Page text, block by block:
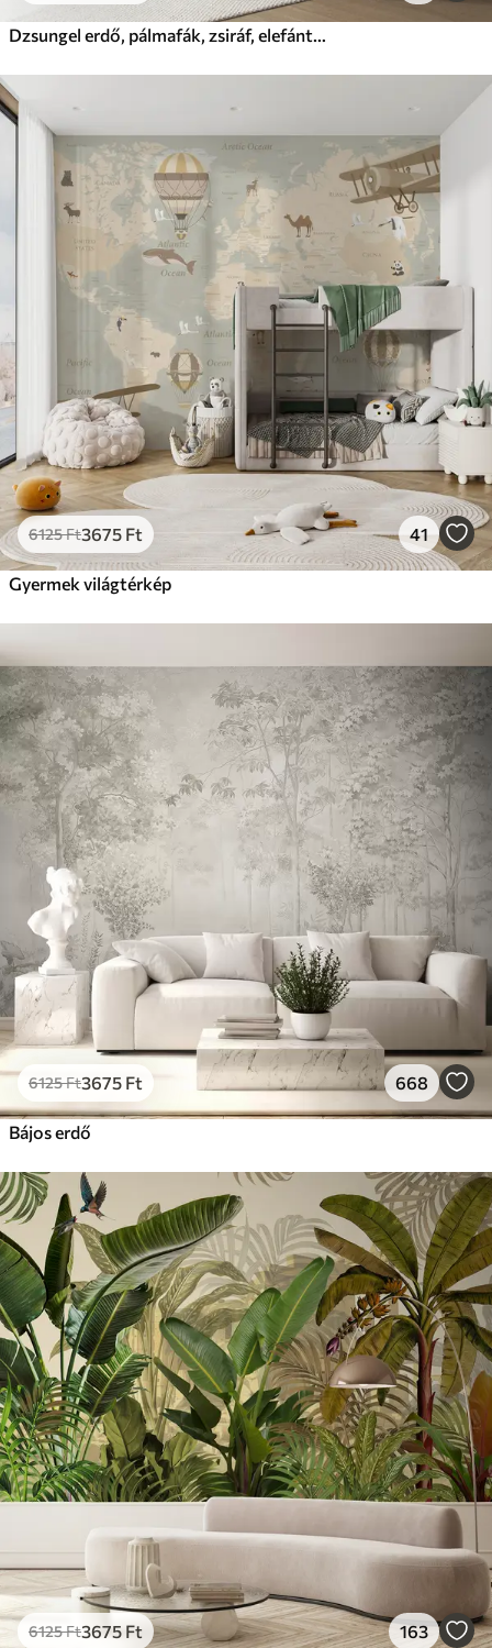
Dzsungel erdő, pálmafák, zsiráf, elefánt, zebra, akvarell, zöld, banánfa, virág, virágok
6125Ft3675 Ft 41
Gyermek világtérkép
6125Ft3675 Ft 668
Bájos erdő
6125Ft3675 Ft 163